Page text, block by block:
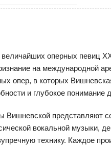
оперных певиц
на международной
опер, в которых
и глубокое понимание
Вишневской представляют
вокальной музыки,
технику. Каждое